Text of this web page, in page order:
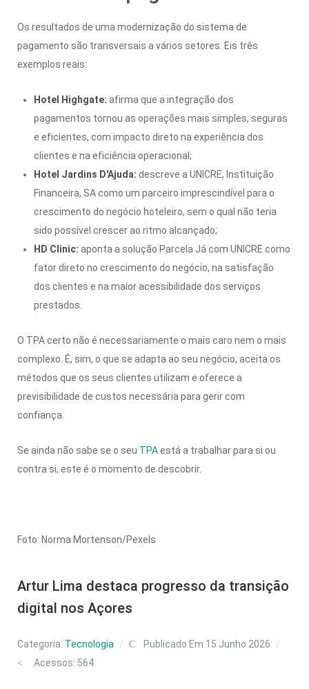
Os resultados de uma modernização do sistema de
pagamento são transversais a vários setores. Eis três
exemplos reais:
Hotel Highgate: afirma que a integração dos
pagamentos tornou as operações mais simples, seguras
e eficientes, com impacto direto na experiência dos
clientes e na eficiência operacional;
Hotel Jardins D'Ajuda: descreve a UNICRE, Instituição
Financeira, SA como um parceiro imprescindível para o
crescimento do negócio hoteleiro, sem o qual não teria
sido possível crescer ao ritmo alcançado;
HD Clinic: aponta a solução Parcela Já com UNICRE como
fator direto no crescimento do negócio, na satisfação
dos clientes e na maior acessibilidade dos serviços
prestados.
O TPA certo não é necessariamente o mais caro nem o mais
complexo. É, sim, o que se adapta ao seu negócio, aceita os
métodos que os seus clientes utilizam e oferece a
previsibilidade de custos necessária para gerir com
confiança.
Se ainda não sabe se o seu TPAestá a trabalhar para si ou
contra si, este é o momento de descobrir.
Foto: Norma Mortenson/Pexels
Artur Lima destaca progresso da transição
digital nos Açores
Categoria: Tecnologia
Publicado Em 15 Junho 2026
Acessos: 564